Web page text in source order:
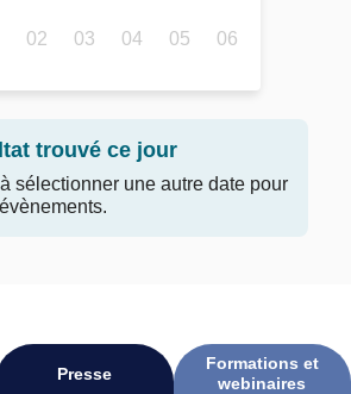
02 03 04 05 06
trouvé ce jour
sélectionner une autre date pour
Presse
Formations et
webinaires